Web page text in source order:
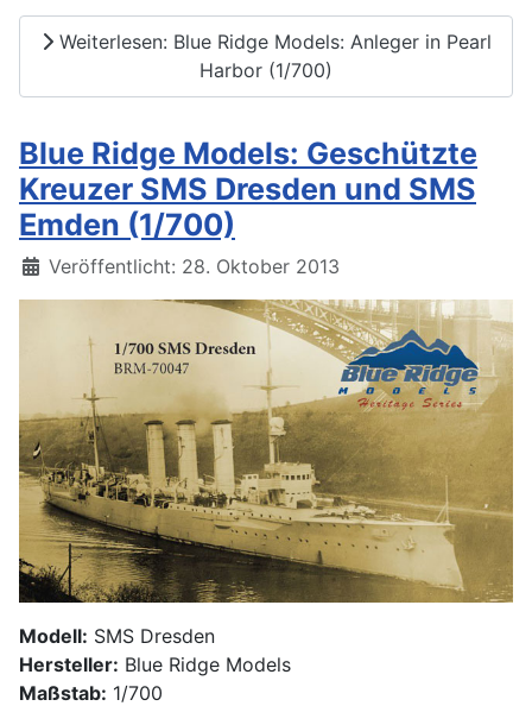
Weiterlesen: Blue Ridge Models: Anleger in Pearl
Harbor (1/700)
Blue Ridge Models: Geschützte
Kreuzer SMS Dresden und SMS
Emden (1/700)
Details
Veröffentlicht: 28. Oktober 2013
Modell: SMS Dresden
Hersteller: Blue Ridge Models
Maßstab: 1/700